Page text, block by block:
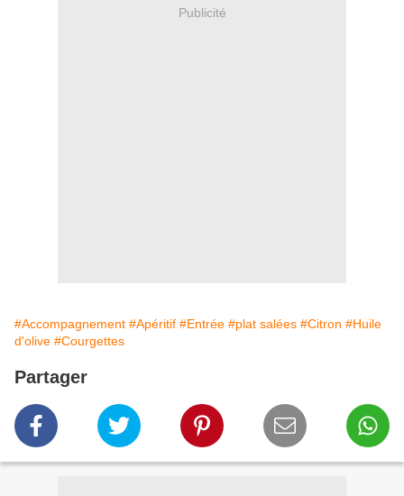
Publicité
#Accompagnement #Apéritif #Entrée #plat salées #Citron #Huile
d'olive #Courgettes
Partager